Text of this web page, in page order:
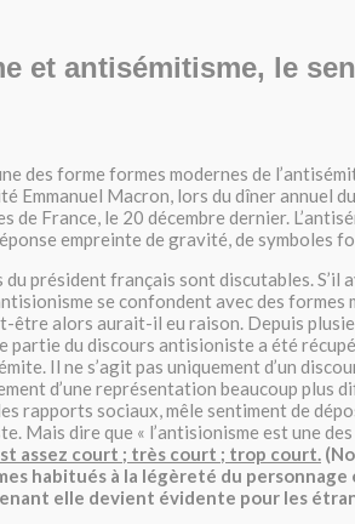
et antisémitisme, le
des forme formes modernes de
Emmanuel Macron, lors du dîner annuel
de France, le 20 décembre dernier.
empreinte de gravité, de symboles
président français sont discutables. S’il
se confondent avec des formes
être alors aurait-il eu raison. Depuis
partie du discours antisioniste a été
Il ne s’agit pas uniquement d’un
d’une représentation beaucoup plus
rapports sociaux, mêle sentiment de
Mais dire que « l’antisionisme est une
assez court ; très court ; trop court.
habitués à la légèreté du personnage
elle devient évidente pour les